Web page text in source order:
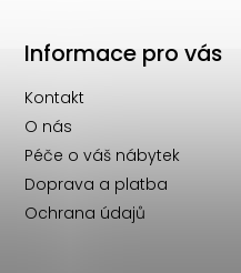
Informace pro vás
Kontakt
O nás
Péče o váš nábytek
Doprava a platba
Ochrana údajů